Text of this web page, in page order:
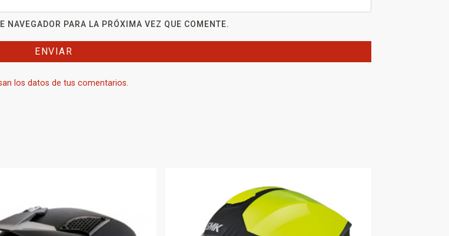
NAVEGADOR PARA LA PRÓXIMA VEZ QUE COMENTE.
los datos de tus comentarios.